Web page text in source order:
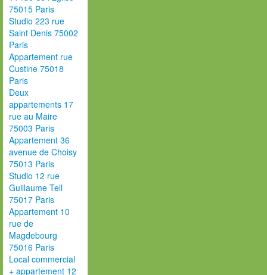
75015 Paris
Studio 223 rue
Saint Denis 75002
Paris
Appartement rue
Custine 75018
Paris
Deux
appartements 17
rue au Maire
75003 Paris
Appartement 36
avenue de Choisy
75013 Paris
Studio 12 rue
Guillaume Tell
75017 Paris
Appartement 10
rue de
Magdebourg
75016 Paris
Local commercial
+ appartement 12